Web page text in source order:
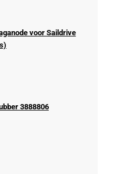
voor Saildrive
3888806